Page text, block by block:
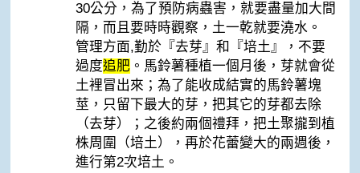
30公分，為了預防病蟲害，就要盡量加大間
隔，而且要時時觀察，土一乾就要澆水。
管理方面,勤於『去芽』和『培土』，不要
過度追肥 。馬鈴薯種植一個月後，芽就會從
土裡冒出來；為了能收成結實的馬鈴薯塊
莖，只留下最大的芽，把其它的芽都去除
（去芽）；之後約兩個禮拜，把土聚攏到植
株周圍（培土），再於花蕾變大的兩週後，
進行第2次培土。